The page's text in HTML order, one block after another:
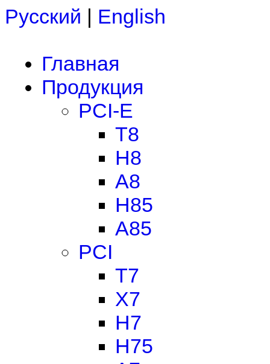
Русский | English
Главная
Продукция
PCI-E
T8
H8
A8
H85
A85
PCI
T7
X7
H7
H75